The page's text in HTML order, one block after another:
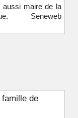
aussi maire de la
Seneweb
de